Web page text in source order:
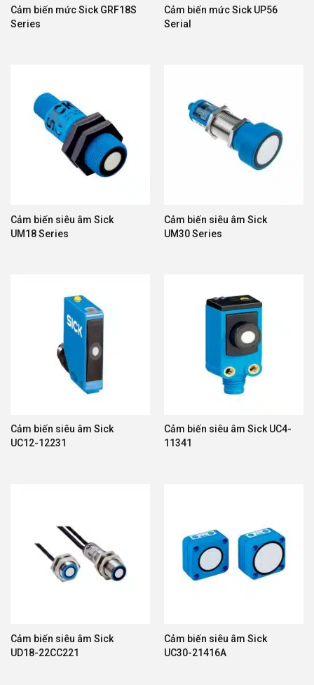
Cảm biến mức Sick GRF18S
Series
Cảm biến mức Sick UP56
Serial
Cảm biến siêu âm Sick
UM18 Series
Cảm biến siêu âm Sick
UM30 Series
Cảm biến siêu âm Sick
UC12-12231
Cảm biến siêu âm Sick UC4-
11341
Cảm biến siêu âm Sick
UD18-22CC221
Cảm biến siêu âm Sick
UC30-21416A